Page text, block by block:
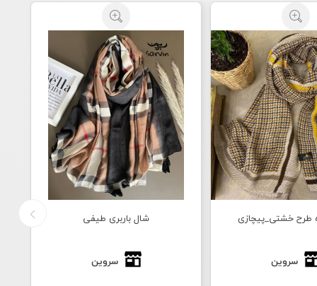
طرح خشتی_پیچازی
سروین
شال باربری طیفی
سروین